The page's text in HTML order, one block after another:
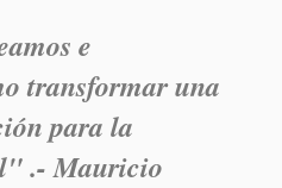
e
transformar una
para la
.- Mauricio